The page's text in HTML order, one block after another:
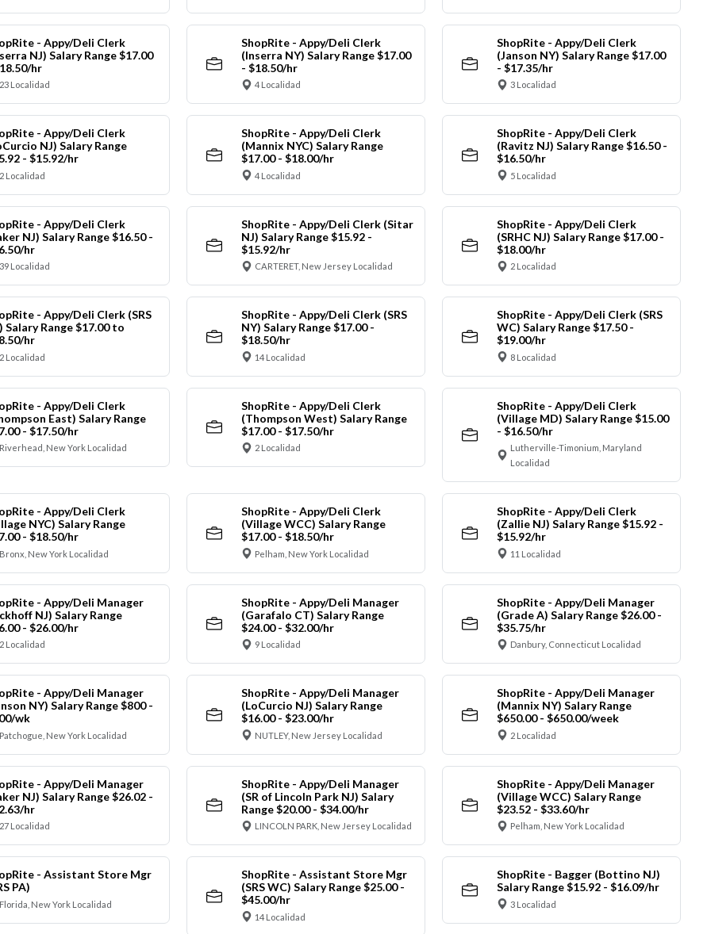
- Appy/Deli Clerk
NJ) Salary Range $17.00
hr
23 Localidad
ShopRite - Appy/Deli Clerk
(Inserra NY) Salary Range $17.00
- $18.50/hr
4 Localidad
ShopRite - Appy/Deli Clerk
(Janson NY) Salary Range $17.00
- $17.35/hr
3 Localidad
- Appy/Deli Clerk
NJ) Salary Range
- $15.92/hr
2 Localidad
ShopRite - Appy/Deli Clerk
(Mannix NYC) Salary Range
$17.00 - $18.00/hr
4 Localidad
ShopRite - Appy/Deli Clerk
(Ravitz NJ) Salary Range $16.50 -
$16.50/hr
5 Localidad
- Appy/Deli Clerk
NJ) Salary Range $16.50 -
hr
39 Localidad
ShopRite - Appy/Deli Clerk (Sitar
NJ) Salary Range $15.92 -
$15.92/hr
CARTERET, New Jersey Localidad
ShopRite - Appy/Deli Clerk
(SRHC NJ) Salary Range $17.00 -
$18.00/hr
2 Localidad
- Appy/Deli Clerk (SRS
Salary Range $17.00 to
hr
2 Localidad
ShopRite - Appy/Deli Clerk (SRS
NY) Salary Range $17.00 -
$18.50/hr
14 Localidad
ShopRite - Appy/Deli Clerk (SRS
WC) Salary Range $17.50 -
$19.00/hr
8 Localidad
- Appy/Deli Clerk
East) Salary Range
- $17.50/hr
Riverhead, New York Localidad
ShopRite - Appy/Deli Clerk
(Thompson West) Salary Range
$17.00 - $17.50/hr
2 Localidad
ShopRite - Appy/Deli Clerk
(Village MD) Salary Range $15.00
- $16.50/hr
Lutherville-Timonium, Maryland
Localidad
- Appy/Deli Clerk
NYC) Salary Range
- $18.50/hr
Bronx, New York Localidad
ShopRite - Appy/Deli Clerk
(Village WCC) Salary Range
$17.00 - $18.50/hr
Pelham, New York Localidad
ShopRite - Appy/Deli Clerk
(Zallie NJ) Salary Range $15.92 -
$15.92/hr
11 Localidad
- Appy/Deli Manager
NJ) Salary Range
- $26.00/hr
2 Localidad
ShopRite - Appy/Deli Manager
(Garafalo CT) Salary Range
$24.00 - $32.00/hr
9 Localidad
ShopRite - Appy/Deli Manager
(Grade A) Salary Range $26.00 -
$35.75/hr
Danbury, Connecticut Localidad
- Appy/Deli Manager
NY) Salary Range $800 -
wk
Patchogue, New York Localidad
ShopRite - Appy/Deli Manager
(LoCurcio NJ) Salary Range
$16.00 - $23.00/hr
NUTLEY, New Jersey Localidad
ShopRite - Appy/Deli Manager
(Mannix NY) Salary Range
$650.00 - $650.00/week
2 Localidad
- Appy/Deli Manager
NJ) Salary Range $26.02 -
hr
27 Localidad
ShopRite - Appy/Deli Manager
(SR of Lincoln Park NJ) Salary
Range $20.00 - $34.00/hr
LINCOLN PARK, New Jersey Localidad
ShopRite - Appy/Deli Manager
(Village WCC) Salary Range
$23.52 - $33.60/hr
Pelham, New York Localidad
- Assistant Store Mgr
PA)
Florida, New York Localidad
ShopRite - Assistant Store Mgr
(SRS WC) Salary Range $25.00 -
$45.00/hr
14 Localidad
ShopRite - Bagger (Bottino NJ)
Salary Range $15.92 - $16.09/hr
3 Localidad